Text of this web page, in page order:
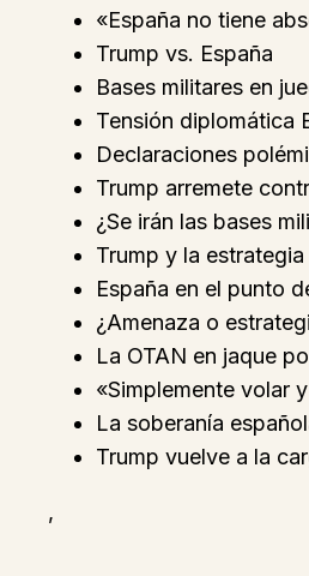
«España no tiene
Trump vs. España
Bases militares en
Tensión diplomática
Declaraciones
Trump arremete
¿Se irán las bases
Trump y la estrategia
España en el punto
¿Amenaza o
La OTAN en jaque
«Simplemente volar
La soberanía
Trump vuelve a la
,